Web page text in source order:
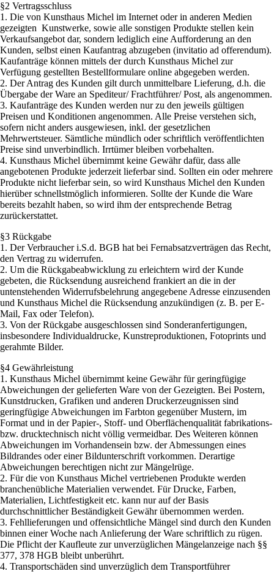
§2 Vertragsschluss
1. Die von Kunsthaus Michel im Internet oder in anderen Medien
gezeigten Kunstwerke, sowie alle sonstigen Produkte stellen kein
Verkaufsangebot dar, sondern lediglich eine Aufforderung an den
Kunden, selbst einen Kaufantrag abzugeben (invitatio ad offerendum).
Kaufanträge können mittels der durch Kunsthaus Michel zur
Verfügung gestellten Bestellformulare online abgegeben werden.
2. Der Antrag des Kunden gilt durch unmittelbare Lieferung, d.h. die
Übergabe der Ware an Spediteur/ Frachtführer/ Post, als angenommen.
3. Kaufanträge des Kunden werden nur zu den jeweils gültigen
Preisen und Konditionen angenommen. Alle Preise verstehen sich,
sofern nicht anders ausgewiesen, inkl. der gesetzlichen
Mehrwertsteuer. Sämtliche mündlich oder schriftlich veröffentlichten
Preise sind unverbindlich. Irrtümer bleiben vorbehalten.
4. Kunsthaus Michel übernimmt keine Gewähr dafür, dass alle
angebotenen Produkte jederzeit lieferbar sind. Sollten ein oder mehrere
Produkte nicht lieferbar sein, so wird Kunsthaus Michel den Kunden
hierüber schnellstmöglich informieren. Sollte der Kunde die Ware
bereits bezahlt haben, so wird ihm der entsprechende Betrag
zurückerstattet.
§3 Rückgabe
1. Der Verbraucher i.S.d. BGB hat bei Fernabsatzverträgen das Recht,
den Vertrag zu widerrufen.
2. Um die Rückgabeabwicklung zu erleichtern wird der Kunde
gebeten, die Rücksendung ausreichend frankiert an die in der
untenstehenden Widerrufsbelehrung angegebene Adresse einzusenden
und Kunsthaus Michel die Rücksendung anzukündigen (z. B. per E-
Mail, Fax oder Telefon).
3. Von der Rückgabe ausgeschlossen sind Sonderanfertigungen,
insbesondere Individualdrucke, Kunstreproduktionen, Fotoprints und
gerahmte Bilder.
§4 Gewährleistung
1. Kunsthaus Michel übernimmt keine Gewähr für geringfügige
Abweichungen der gelieferten Ware von der Gezeigten. Bei Postern,
Kunstdrucken, Grafiken und anderen Druckerzeugnissen sind
geringfügige Abweichungen im Farbton gegenüber Mustern, im
Format und in der Papier-, Stoff- und Oberflächenqualität fabrikations-
bzw. drucktechnisch nicht völlig vermeidbar. Des Weiteren können
Abweichungen im Vorhandensein bzw. der Abmessungen eines
Bildrandes oder einer Bildunterschrift vorkommen. Derartige
Abweichungen berechtigen nicht zur Mängelrüge.
2. Für die von Kunsthaus Michel vertriebenen Produkte werden
branchenübliche Materialien verwendet. Für Drucke, Farben,
Materialien, Lichtfestigkeit etc. kann nur auf der Basis
durchschnittlicher Beständigkeit Gewähr übernommen werden.
3. Fehllieferungen und offensichtliche Mängel sind durch den Kunden
binnen einer Woche nach Anlieferung der Ware schriftlich zu rügen.
Die Pflicht der Kaufleute zur unverzüglichen Mängelanzeige nach §§
377, 378 HGB bleibt unberührt.
4. Transportschäden sind unverzüglich dem Transportführer